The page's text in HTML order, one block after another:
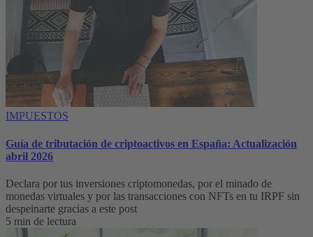
IMPUESTOS
Guía de tributación de criptoactivos en España: Actualización
abril 2026
Declara por tus inversiones criptomonedas, por el minado de
monedas virtuales y por las transacciones con NFTs en tu IRPF sin
despeinarte gracias a este post
5 min de lectura